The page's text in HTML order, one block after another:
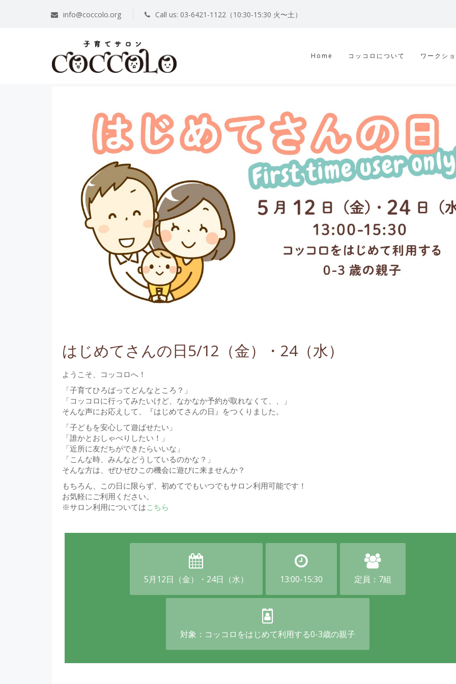
info@coccolo.org Call us: 03-6421-1122（10:30-15:30 火〜土）
Home コッコロについて ワークシ
はじめてさんの日5/12（金）・24（水）
ようこそ、コッコロへ！
「子育てひろばってどんなところ？」
「コッコロに行ってみたいけど、なかなか予約が取れなくて、、」
そんな声にお応えして、『はじめてさんの日』をつくりました。
「子どもを安心して遊ばせたい」
「誰かとおしゃべりしたい！」
「近所に友だちができたらいいな」
「こんな時、みんなどうしているのかな？」
そんな方は、ぜひぜひこの機会に遊びに来ませんか？
もちろん、この日に限らず、初めてでもいつでもサロン利用可能です！
お気軽にご利用ください。
※サロン利用についてはこちら
5月12日（金）・24日（水） 13:00-15:30 定員：7組
対象：コッコロをはじめて利用する0-3歳の親子